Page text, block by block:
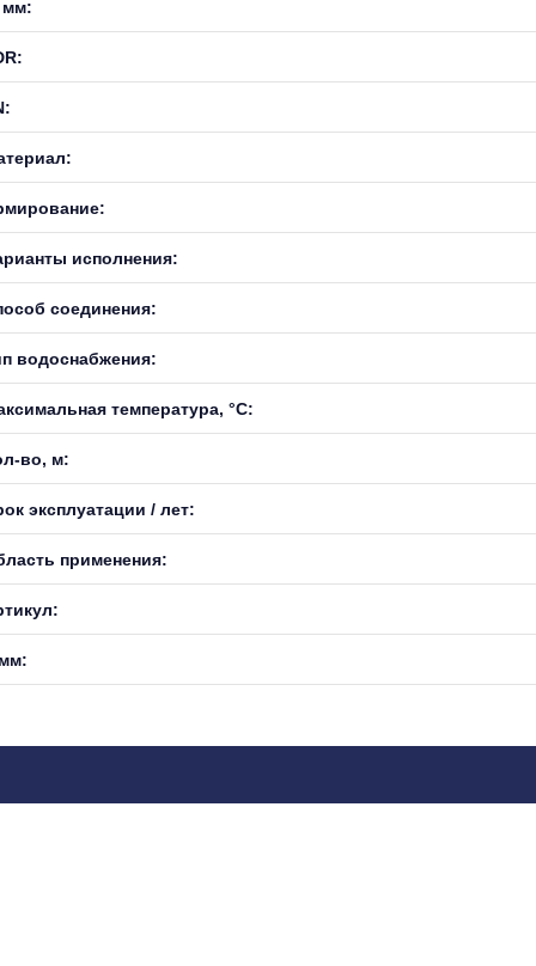
мм:
исполнения:
соединения:
водоснабжения:
температура, °С:
во, м:
эксплуатации / лет:
применения: